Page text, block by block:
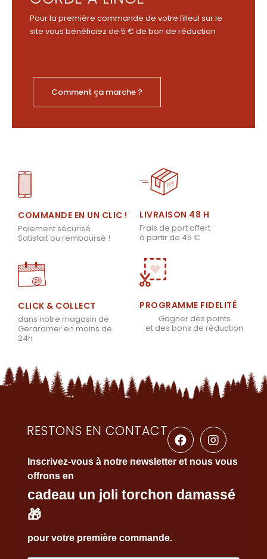
Pour la première commande de votre filleul sur le
site vous bénéficiez de 5 € de bon de réduction
Comment ça marche ?
COMMANDE EN UN CLIC !
Paiement sécurisé
Satisfait ou remboursé !
LIVRAISON 48 H
Frais de port offert
à partir de 45 €
CLICK & COLLECT
dans notre magasin de
Gerardmer en moins de
24h
PROGRAMME FIDELITÉ
Gagner des points
et des bons de réduction
RESTONS EN CONTACT
Inscrivez-vous à notre newsletter et nous vous
offrons en
cadeau un joli torchon damassé
🎁
pour votre première commande.